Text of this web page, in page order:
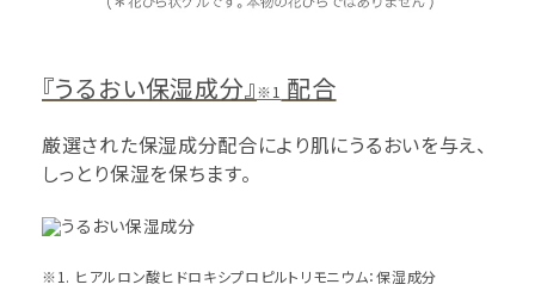
『うるおい保湿成分』※1 配合
厳選された保湿成分配合により肌にうるおいを与え、
しっとり保湿を保ちます。
※1. ヒアルロン酸ヒドロキシプロピルトリモニウム：保湿成分